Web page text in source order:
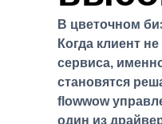
В цветочном
Когда клиент
сервиса,
становятся
flowwow
один из